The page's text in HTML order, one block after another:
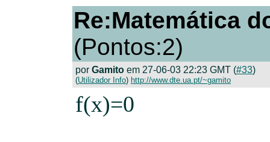
Re:Matemática
(Pontos:2)
por Gamito em 27-06-03 22:23 GMT (#33)
(Utilizador Info) http://www.dte.ua.pt/~gamito
f(x)=0